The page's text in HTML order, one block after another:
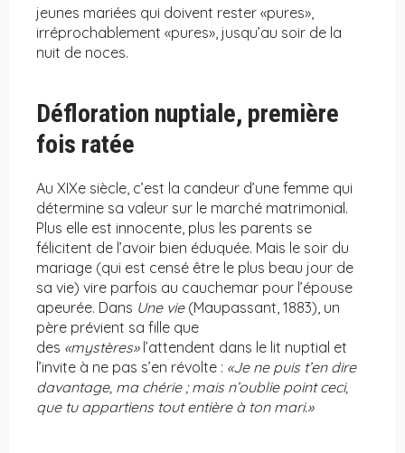
jeunes mariées qui doivent rester «pures»,
irréprochablement «pures», jusqu’au soir de la
nuit de noces.
Défloration nuptiale, première
fois ratée
Au XIXe siècle, c’est la candeur d’une femme qui
détermine sa valeur sur le marché matrimonial.
Plus elle est innocente, plus les parents se
félicitent de l’avoir bien éduquée. Mais le soir du
mariage (qui est censé être le plus beau jour de
sa vie) vire parfois au cauchemar pour l’épouse
apeurée. Dans Une vie(Maupassant, 1883), un
père prévient sa fille que
des «mystères»l’attendent dans le lit nuptial et
l’invite à ne pas s’en révolte : «Je ne puis t’en dire
davantage, ma chérie ; mais n’oublie point ceci,
que tu appartiens tout entière à ton mari.»